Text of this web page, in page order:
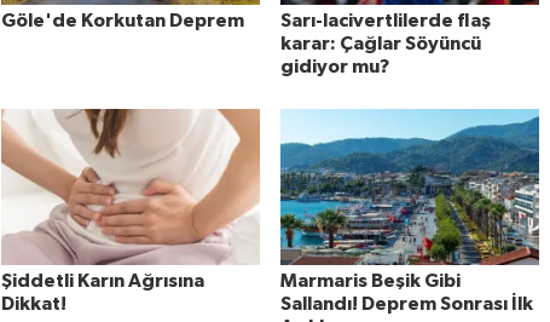
Göle'de Korkutan Deprem
Sarı-lacivertlilerde flaş
karar: Çağlar Söyüncü
gidiyor mu?
Şiddetli Karın Ağrısına
Dikkat!
Marmaris Beşik Gibi
Sallandı! Deprem Sonrası İlk